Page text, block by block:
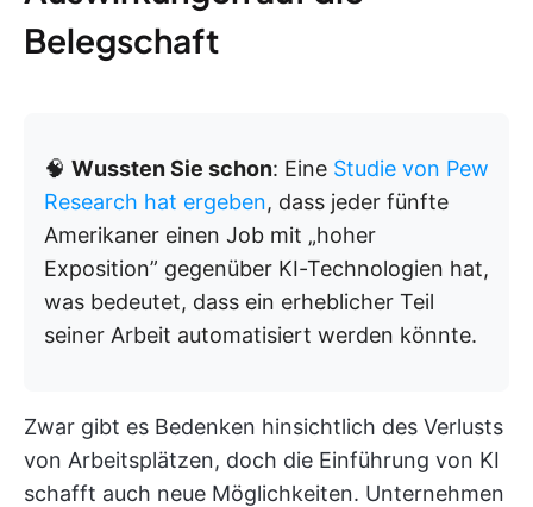
Belegschaft
🧠 Wussten Sie schon: Eine Studie von Pew
Research hat ergeben, dass jeder fünfte
Amerikaner einen Job mit „hoher
Exposition” gegenüber KI-Technologien hat,
was bedeutet, dass ein erheblicher Teil
seiner Arbeit automatisiert werden könnte.
Zwar gibt es Bedenken hinsichtlich des Verlusts
von Arbeitsplätzen, doch die Einführung von KI
schafft auch neue Möglichkeiten. Unternehmen